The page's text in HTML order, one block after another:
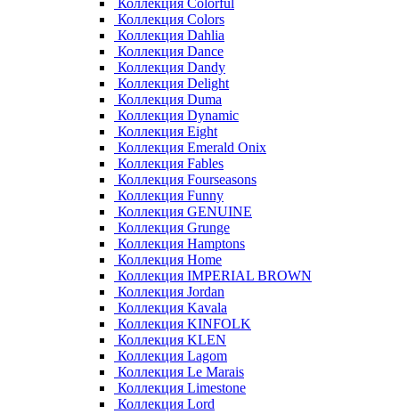
Коллекция Colorful
Коллекция Colors
Коллекция Dahlia
Коллекция Dance
Коллекция Dandy
Коллекция Delight
Коллекция Duma
Коллекция Dynamic
Коллекция Eight
Коллекция Emerald Onix
Коллекция Fables
Коллекция Fourseasons
Коллекция Funny
Коллекция GENUINE
Коллекция Grunge
Коллекция Hamptons
Коллекция Home
Коллекция IMPERIAL BROWN
Коллекция Jordan
Коллекция Kavala
Коллекция KINFOLK
Коллекция KLEN
Коллекция Lagom
Коллекция Le Marais
Коллекция Limestone
Коллекция Lord